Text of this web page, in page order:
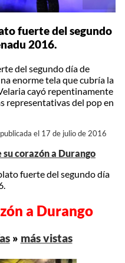
fuerte del segundo
2016.
del segundo día de
enorme tela que cubría la
cayó repentinamente
representativas del pop en
publicada el 17 de julio de 2016
su corazón a Durango
fuerte del segundo día
a Durango
» más vistas